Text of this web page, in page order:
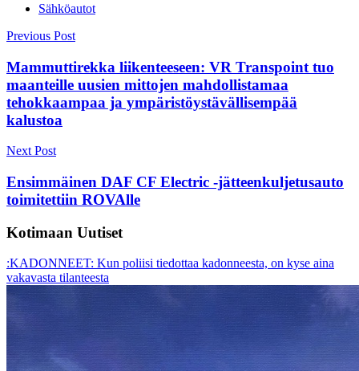
Sähköautot
Post
navigation
Previous Post
Mammuttirekka liikenteeseen: VR Transpoint tuo
maanteille uusien mittojen mahdollistamaa
tehokkaampaa ja ympäristöystävällisempää
kalustoa
Next Post
Ensimmäinen DAF CF Electric -jätteenkuljetusauto
toimitettiin ROVAlle
Kotimaan Uutiset
:KADONNEET: Kun poliisi tiedottaa kadonneesta, on kyse aina
vakavasta tilanteesta